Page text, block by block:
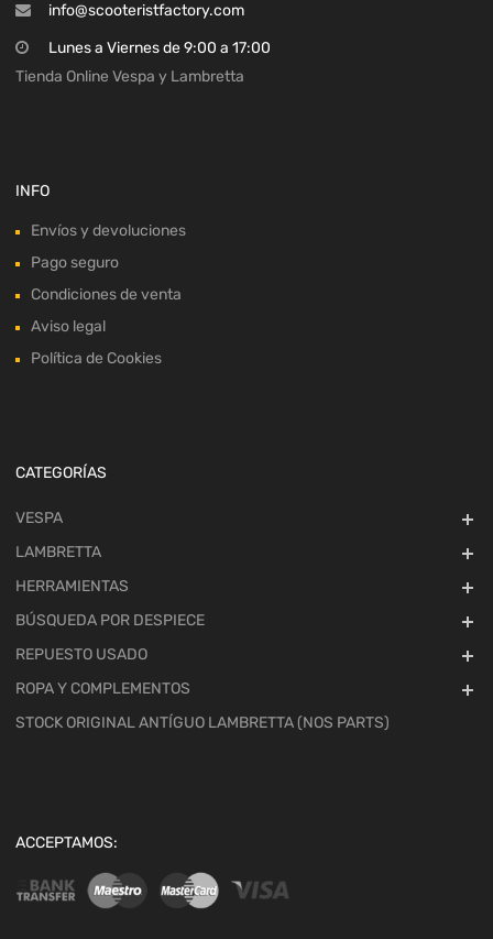
info@scooteristfactory.com
Lunes a Viernes de 9:00 a 17:00
Tienda Online Vespa y Lambretta
INFO
Envíos y devoluciones
Pago seguro
Condiciones de venta
Aviso legal
Política de Cookies
CATEGORÍAS
VESPA
LAMBRETTA
HERRAMIENTAS
BÚSQUEDA POR DESPIECE
REPUESTO USADO
ROPA Y COMPLEMENTOS
STOCK ORIGINAL ANTÍGUO LAMBRETTA (NOS PARTS)
ACCEPTAMOS: